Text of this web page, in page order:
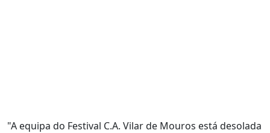
"A equipa do Festival C.A. Vilar de Mouros está desolada